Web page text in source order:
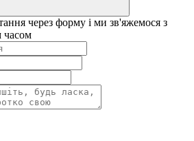
через форму і ми зв'яжемося з